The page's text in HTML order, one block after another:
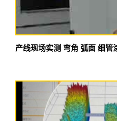
产线现场实测 弯角 弧面 细管